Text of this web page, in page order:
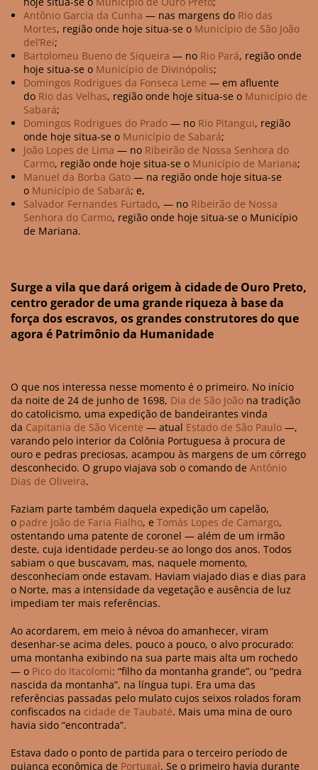
Antônio Garcia da Cunha — nas margens do Rio das
Mortes, região onde hoje situa-se o Município de São João
del’Rei;
Bartolomeu Bueno de Siqueira — no Rio Pará, região onde
hoje situa-se o Município de Divinópolis;
Domingos Rodrigues da Fonseca Leme — em afluente
do Rio das Velhas, região onde hoje situa-se o Município de
Sabará;
Domingos Rodrigues do Prado— no Rio Pitangui, região
onde hoje situa-se o Município de Sabará;
João Lopes de Lima — no Ribeirão de Nossa Senhora do
Carmo, região onde hoje situa-se o Município de Mariana;
Manuel da Borba Gato— na região onde hoje situa-se
o Município de Sabará; e,
Salvador Fernandes Furtado, — no Ribeirão de Nossa
Senhora do Carmo, região onde hoje situa-se o Município
de Mariana.
Surge a vila que dará origem à cidade de Ouro Preto,
centro gerador de uma grande riqueza à base da
força dos escravos, os grandes construtores do que
agora é Patrimônio da Humanidade
O que nos interessa nesse momento é o primeiro. No início
da noite de 24 de junho de 1698, Dia de São João na tradição
do catolicismo, uma expedição de bandeirantes vinda
da Capitania de São Vicente — atual Estado de São Paulo —,
varando pelo interior da Colônia Portuguesa à procura de
ouro e pedras preciosas, acampou às margens de um córrego
desconhecido. O grupo viajava sob o comando de Antônio
Dias de Oliveira.
Faziam parte também daquela expedição um capelão,
o padre João de Faria Fialho, e Tomás Lopes de Camargo,
ostentando uma patente de coronel — além de um irmão
deste, cuja identidade perdeu-se ao longo dos anos. Todos
sabiam o que buscavam, mas, naquele momento,
desconheciam onde estavam. Haviam viajado dias e dias para
o Norte, mas a intensidade da vegetação e ausência de luz
impediam ter mais referências.
Ao acordarem, em meio à névoa do amanhecer, viram
desenhar-se acima deles, pouco a pouco, o alvo procurado:
uma montanha exibindo na sua parte mais alta um rochedo
— o Pico do Itacolomi: “filho da montanha grande”, ou “pedra
nascida da montanha”, na língua tupi. Era uma das
referências passadas pelo mulato cujos seixos rolados foram
confiscados na cidade de Taubaté. Mais uma mina de ouro
havia sido “encontrada”.
Estava dado o ponto de partida para o terceiro período de
pujança econômica de Portugal. Se o primeiro havia durante